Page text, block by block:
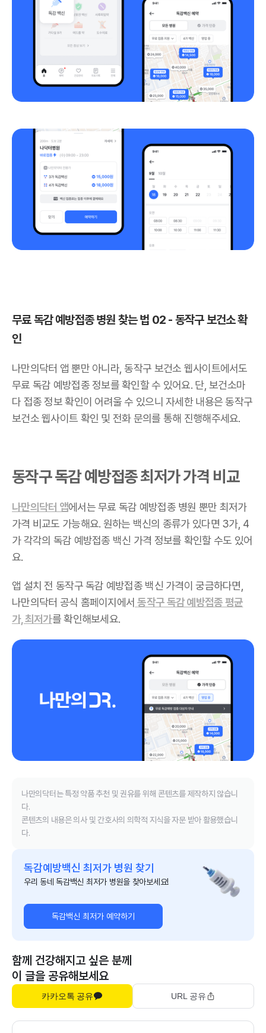
무료 독감 예방접종 병원 찾는 법 02 - 동작구 보건소 확
인
나만의닥터 앱 뿐만 아니라, 동작구 보건소 웹사이트에서도
무료 독감 예방접종 정보를 확인할 수 있어요. 단, 보건소마
다 접종 정보 확인이 어려울 수 있으니 자세한 내용은 동작구
보건소 웹사이트 확인 및 전화 문의를 통해 진행해주세요.
동작구 독감 예방접종 최저가 가격 비교
나만의닥터 앱에서는 무료 독감 예방접종 병원 뿐만 최저가
가격 비교도 가능해요. 원하는 백신의 종류가 있다면 3가, 4
가 각각의 독감 예방접종 백신 가격 정보를 확인할 수도 있어
요.
앱 설치 전 동작구 독감 예방접종 백신 가격이 궁금하다면,
나만의닥터 공식 홈페이지에서 동작구 독감 예방접종 평균
가, 최저가를 확인해보세요.
나만의닥터는 특정 약품 추천 및 권유를 위해 콘텐츠를 제작하지 않습니
다.
콘텐츠의 내용은 의사 및 간호사의 의학적 지식을 자문 받아 활용했습니
다.
독감예방백신 최저가 병원 찾기
우리 동네 독감백신 최저가 병원을 찾아보세요!
독감백신 최저가 예약하기
함께 건강해지고 싶은 분께
이 글을 공유해보세요
카카오톡 공유 URL 공유